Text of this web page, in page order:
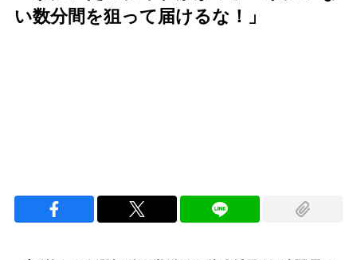
い数分間を狙って届けるな！」